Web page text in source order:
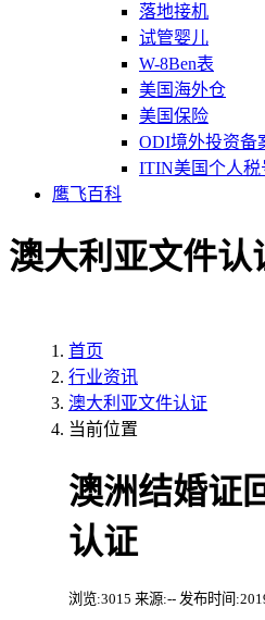
落地接机
试管婴儿
W-8Ben表
美国海外仓
美国保险
ODI境外投资备
ITIN美国个人税
鹰飞百科
澳大利亚文件认
首页
行业资讯
澳大利亚文件认证
当前位置
澳洲结婚证
认证
浏览:3015 来源:-- 发布时间